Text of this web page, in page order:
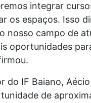
integrar
os espaços. Isso
nosso campo de
oportunidades
do IF Baiano,
de